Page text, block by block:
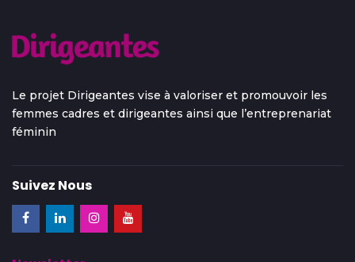
Le projet Dirigeantes vise à valoriser et promouvoir les
femmes cadres et dirigeantes ainsi que l’entreprenariat
féminin
Suivez Nous